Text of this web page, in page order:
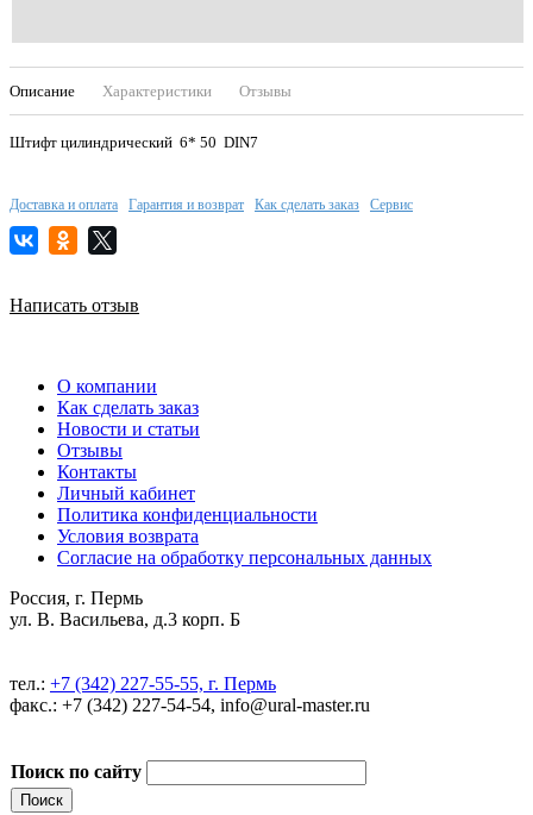
Описание Характеристики Отзывы
Штифт цилиндрический 6* 50 DIN7
Доставка и оплата Гарантия и возврат Как сделать заказ Сервис
Написать отзыв
О компании
Как сделать заказ
Новости и статьи
Отзывы
Контакты
Личный кабинет
Политика конфиденциальности
Условия возврата
Согласие на обработку персональных данных
Россия, г. Пермь
ул. В. Васильева, д.3 корп. Б
тел.: +7 (342) 227-55-55, г. Пермь
факс.: +7 (342) 227-54-54, info@ural-master.ru
Поиск по сайту